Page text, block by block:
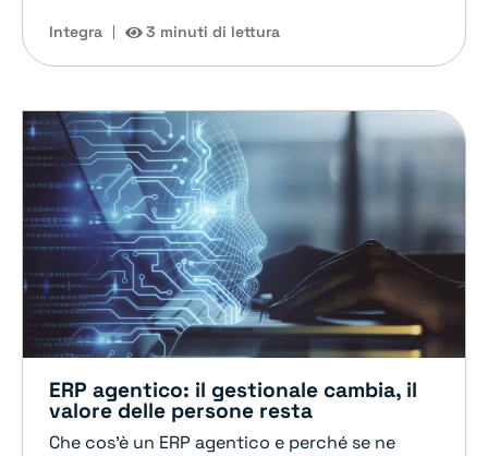
Integra 3 minuti di lettura
ERP agentico: il gestionale cambia, il
valore delle persone resta
Che cos'è un ERP agentico e perché se ne